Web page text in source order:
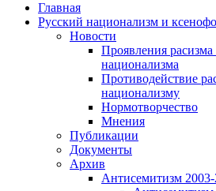
Главная
Русский национализм и
Новости
Проявления
национализма
Противодействие
национализму
Нормотворчество
Мнения
Публикации
Документы
Архив
Антисемитизм